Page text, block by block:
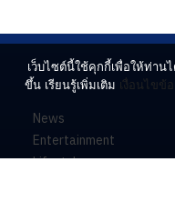
News
Entertainment
Lifestyle
เว็บไซต์นี้ใช้คุกกี้เพื่อให้ท่าน
ขึ้น เรียนรู้เพิ่มเติม เงื่อนไขข้